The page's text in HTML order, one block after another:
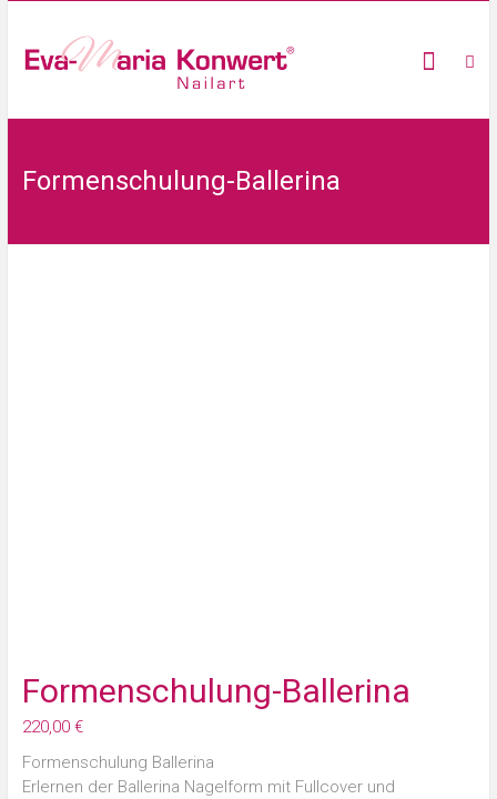
Formenschulung-Ballerina
Formenschulung-Ballerina
220,00 €
Formenschulung Ballerina
Erlernen der Ballerina Nagelform mit Fullcover und